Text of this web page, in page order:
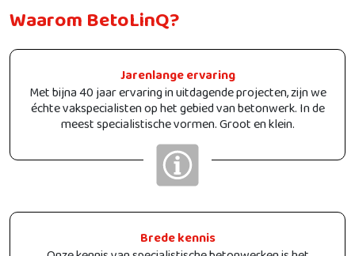
Waarom BetoLinQ?
Jarenlange ervaring
Met bijna 40 jaar ervaring in uitdagende projecten, zijn we
échte vakspecialisten op het gebied van betonwerk. In de
meest specialistische vormen. Groot en klein.
Brede kennis